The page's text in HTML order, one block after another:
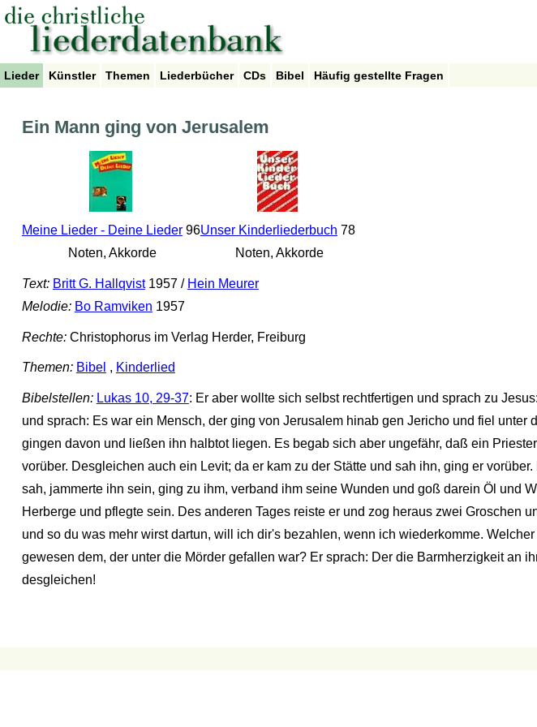
Lieder Künstler Themen Liederbücher CDs Bibel Häufig gestellte Fragen
Ein Mann ging von Jerusalem
Meine Lieder - Deine Lieder96
Noten, Akkorde
Unser Kinderliederbuch 78
Noten, Akkorde
Text: Britt G. Hallqvist1957 / Hein Meurer
Melodie: Bo Ramviken 1957
Rechte:Christophorus im Verlag Herder, Freiburg
Themen: Bibel , Kinderlied
Bibelstellen: Lukas 10, 29-37: Er aber wollte sich selbst rechtfertigen und sprach zu
und sprach: Es war ein Mensch, der ging von Jerusalem hinab gen Jericho und fiel unter
gingen davon und ließen ihn halbtot liegen. Es begab sich aber ungefähr, daß ein
vorüber. Desgleichen auch ein Levit; da er kam zu der Stätte und sah ihn, ging er
sah, jammerte ihn sein, ging zu ihm, verband ihm seine Wunden und goß darein Öl und
Herberge und pflegte sein. Des anderen Tages reiste er und zog heraus zwei Groschen
und so du was mehr wirst dartun, will ich dir's bezahlen, wenn ich wiederkomme.
gewesen dem, der unter die Mörder gefallen war? Er sprach: Der die Barmherzigkeit an
desgleichen!